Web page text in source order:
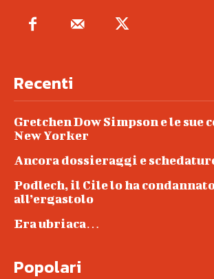
Recenti
Gretchen Dow Simpson e le sue
New Yorker
Ancora dossieraggi e
Podlech, il Cile lo ha
all’ergastolo
Era ubriaca…
Popolari